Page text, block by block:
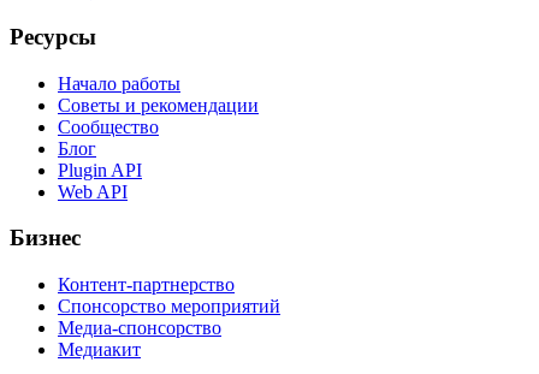
Ресурсы
Начало работы
Советы и рекомендации
Сообщество
Блог
Plugin API
Web API
Бизнес
Контент-партнерство
Спонсорство мероприятий
Медиа-спонсорство
Медиакит